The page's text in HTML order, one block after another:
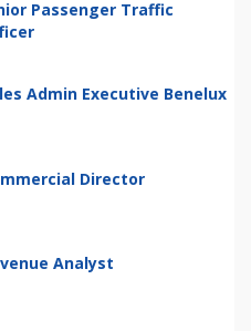
Passenger Traffic
Admin Executive Benelux
Director
Analyst